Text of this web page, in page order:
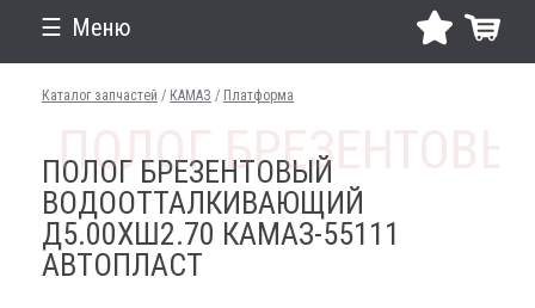
Меню
Каталог запчастей / КАМАЗ / Платформа
ПОЛОГ БРЕЗЕНТОВЫЙ
ВОДООТТАЛКИВАЮЩИЙ
Д5.00ХШ2.70 КАМАЗ-55111
АВТОПЛАСТ